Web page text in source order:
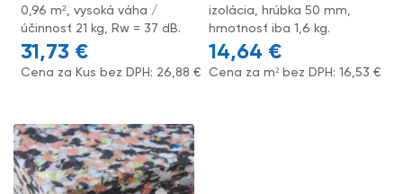
0,96 m², vysoká váha /
účinnosť 21 kg, Rw = 37 dB.
31,73 €
Cena za Kus bez DPH: 26,88€
izolácia, hrúbka 50 mm,
hmotnosť iba 1,6 kg.
14,64 €
Cena za m² bez DPH:16,53€